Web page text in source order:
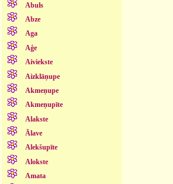
Abuls
Abze
Aga
Aģe
Aiviekste
Aizklāņupe
Akmeņupe
Akmeņupīte
Alakste
Ālave
Alekšupīte
Alokste
Amata